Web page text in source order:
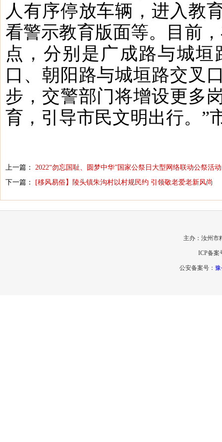
人有序停放车辆，进入教
看警示教育版面等。目前
点，分别是广成路与城
口、朝阳路与城垣路交叉
步，交警部门将增设更多
育，引导市民文明出行。”
上一篇： 2022“勿忘国耻、圆梦中华”国家公祭日大型网络联动公祭活
下一篇：
[移风易俗】陵头镇朱沟村以村规民约 引领敬老爱老新风尚
主办：汝州市
ICP备案
公安备案号：豫